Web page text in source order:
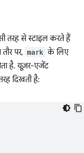
तरह से स्टाइल करते हैं
पर, mark के लिए
है. यूज़र-एजेंट
दिखती है: